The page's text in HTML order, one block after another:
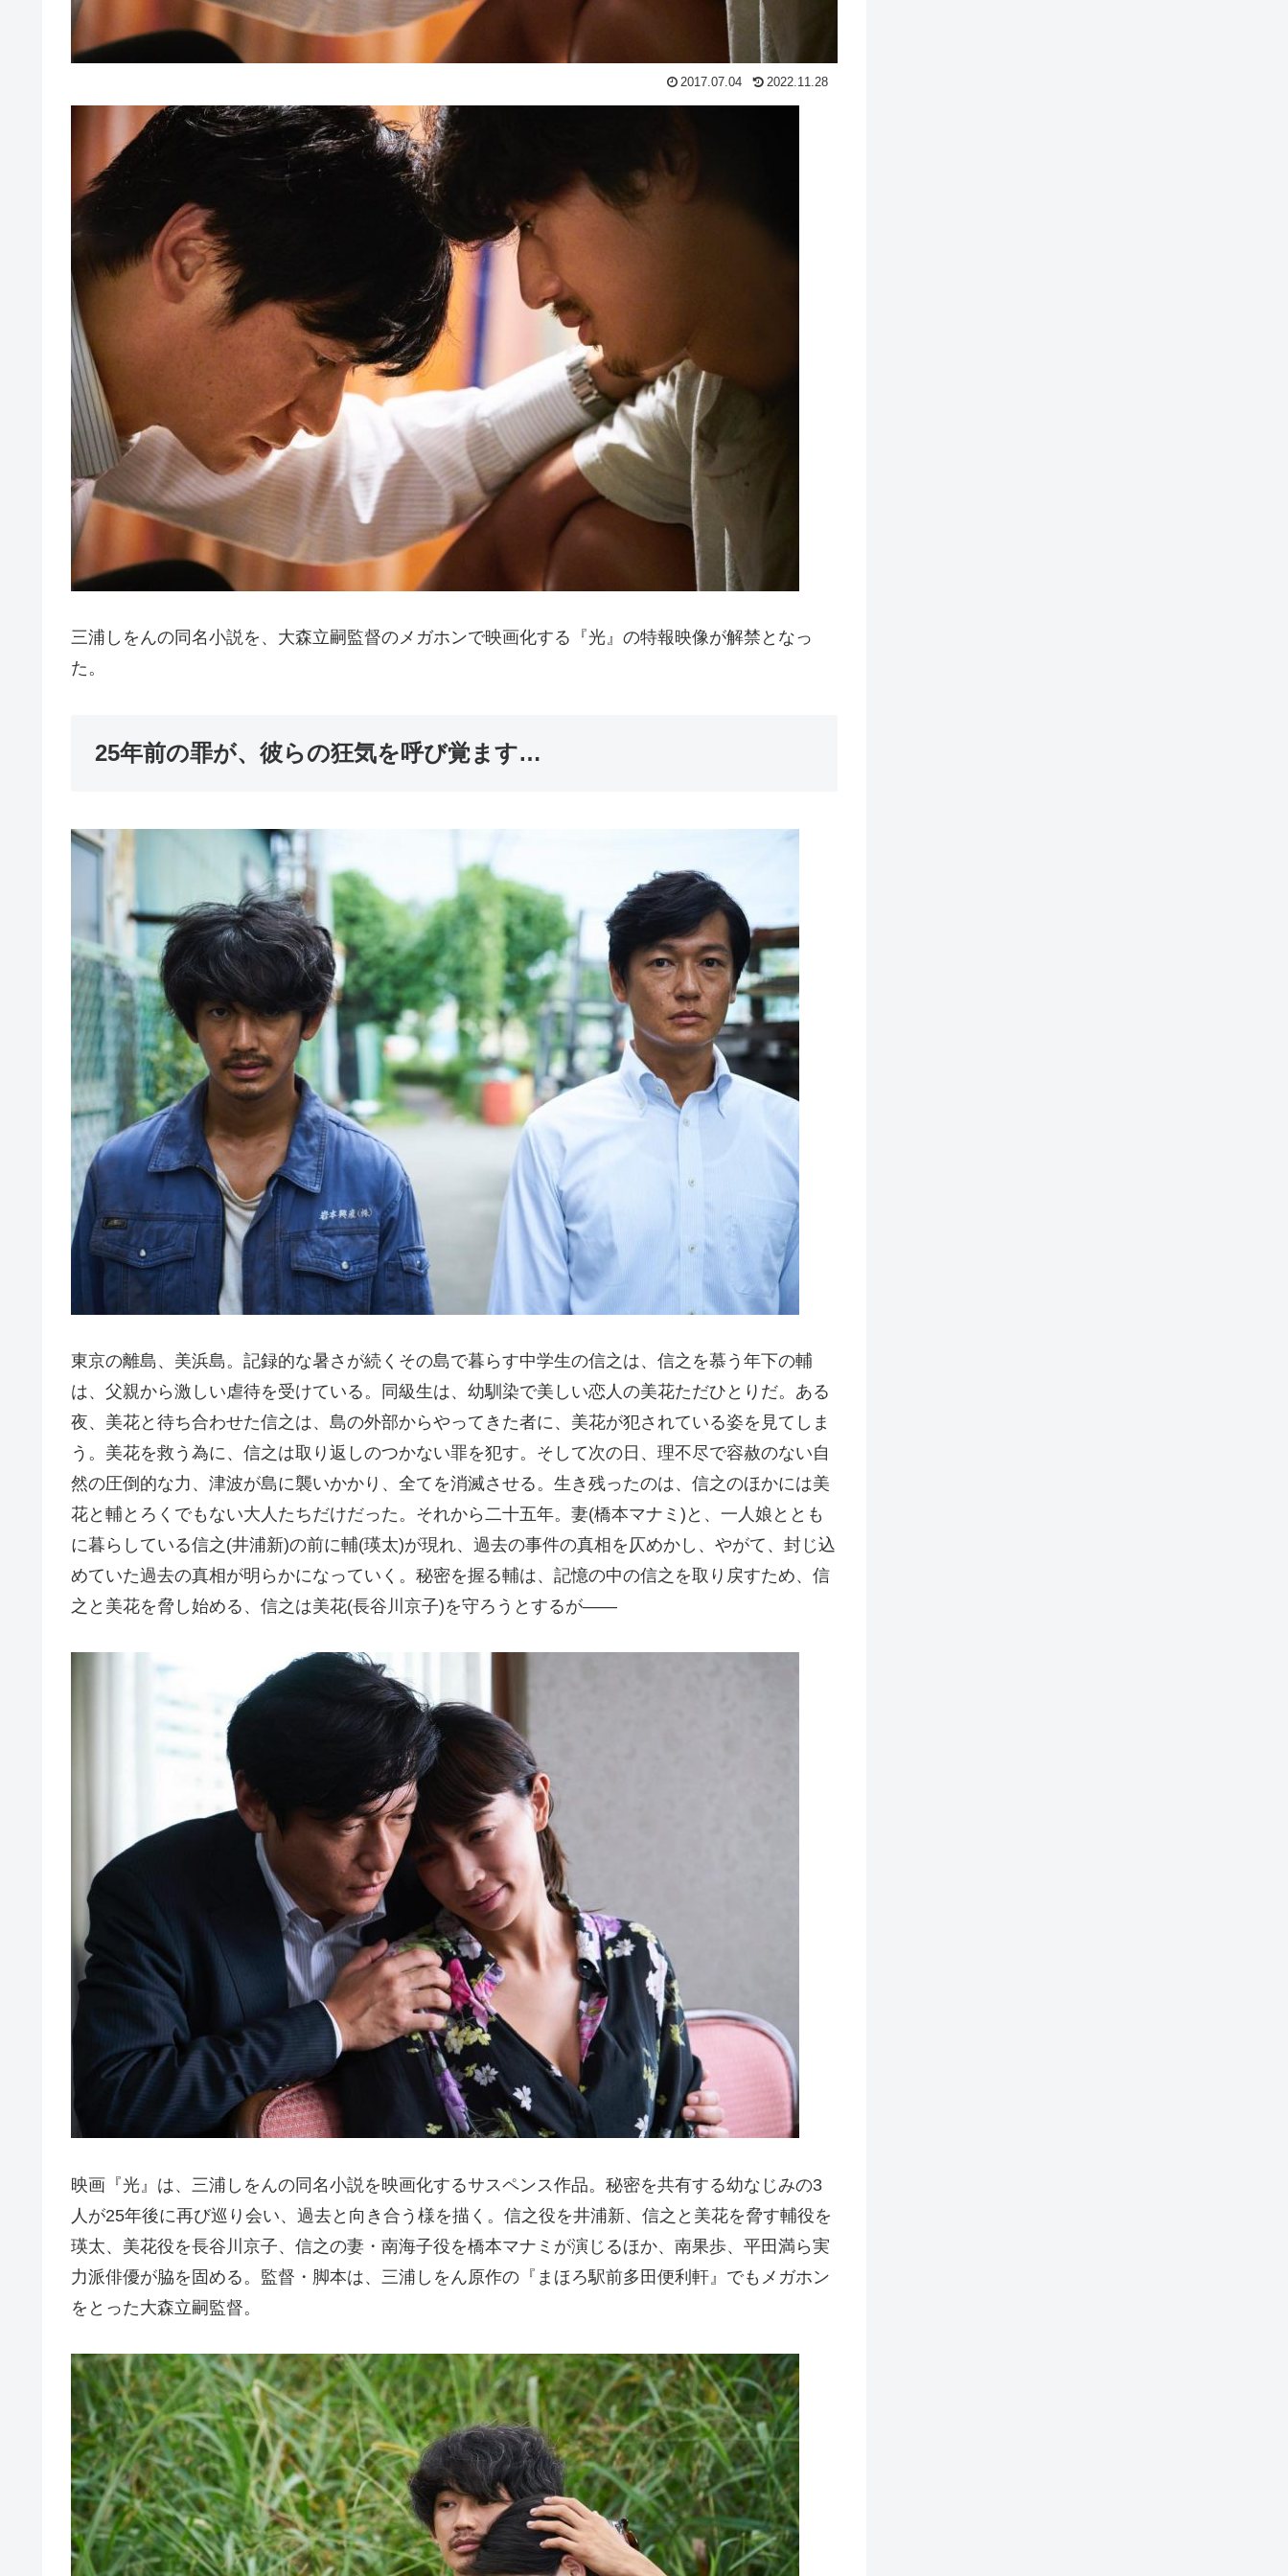
2017.07.04 2022.11.28
三浦しをんの同名小説を、大森立嗣監督のメガホンで映画化する『光』の特報映像が解禁となっ
た。
25年前の罪が、彼らの狂気を呼び覚ます…
東京の離島、美浜島。記録的な暑さが続くその島で暮らす中学生の信之は、信之を慕う年下の輔
は、父親から激しい虐待を受けている。同級生は、幼馴染で美しい恋人の美花ただひとりだ。ある
夜、美花と待ち合わせた信之は、島の外部からやってきた者に、美花が犯されている姿を見てしま
う。美花を救う為に、信之は取り返しのつかない罪を犯す。そして次の日、理不尽で容赦のない自
然の圧倒的な力、津波が島に襲いかかり、全てを消滅させる。生き残ったのは、信之のほかには美
花と輔とろくでもない大人たちだけだった。それから二十五年。妻(橋本マナミ)と、一人娘ととも
に暮らしている信之(井浦新)の前に輔(瑛太)が現れ、過去の事件の真相を仄めかし、やがて、封じ込
めていた過去の真相が明らかになっていく。秘密を握る輔は、記憶の中の信之を取り戻すため、信
之と美花を脅し始める、信之は美花(長谷川京子)を守ろうとするが――
映画『光』は、三浦しをんの同名小説を映画化するサスペンス作品。秘密を共有する幼なじみの3
人が25年後に再び巡り会い、過去と向き合う様を描く。信之役を井浦新、信之と美花を脅す輔役を
瑛太、美花役を長谷川京子、信之の妻・南海子役を橋本マナミが演じるほか、南果歩、平田満ら実
力派俳優が脇を固める。監督・脚本は、三浦しをん原作の『まほろ駅前多田便利軒』でもメガホン
をとった大森立嗣監督。